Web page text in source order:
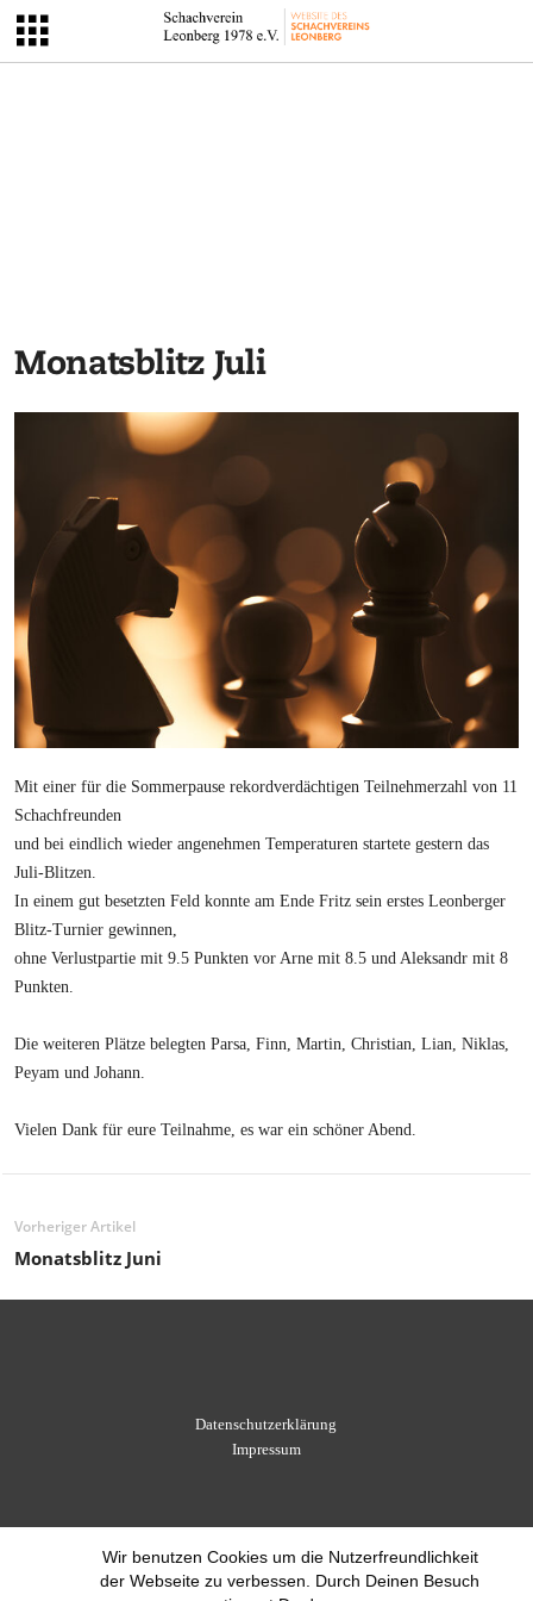
Wir benutzen Cookies um die Nutzerfreundlichkeit
der Webseite zu verbessen. Durch Deinen Besuch
Monatsblitz Juli
Mit einer für die Sommerpause rekordverdächtigen Teilnehmerzahl von 11
Schachfreunden
und bei eindlich wieder angenehmen Temperaturen startete gestern das
Juli-Blitzen.
In einem gut besetzten Feld konnte am Ende Fritz sein erstes Leonberger
Blitz-Turnier gewinnen,
ohne Verlustpartie mit 9.5 Punkten vor Arne mit 8.5 und Aleksandr mit 8
Punkten.
Die weiteren Plätze belegten Parsa, Finn, Martin, Christian, Lian, Niklas,
Peyam und Johann.
Vielen Dank für eure Teilnahme, es war ein schöner Abend.
Vorheriger Artikel
Monatsblitz Juni
Datenschutzerklärung
Impressum